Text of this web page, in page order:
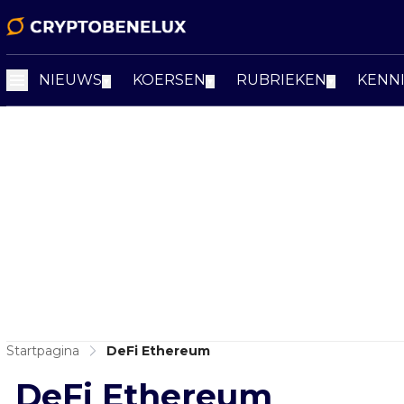
NIEUWS KOERSEN RUBRIEKEN
Startpagina DeFi Ethereum
DeFi Ethereum